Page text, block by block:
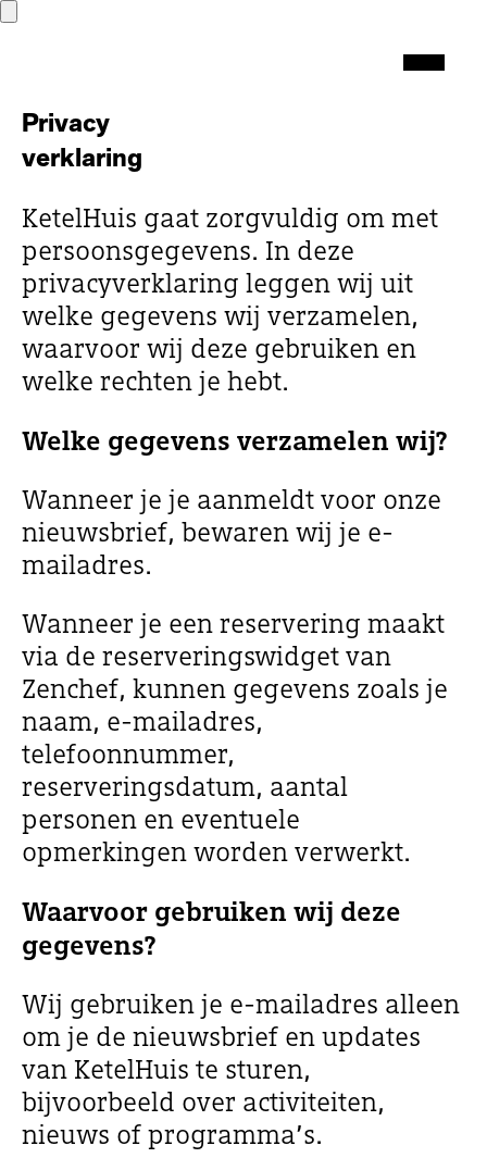
Privacy
verklaring
KetelHuis gaat zorgvuldig om met
persoonsgegevens. In deze
privacyverklaring leggen wij uit
welke gegevens wij verzamelen,
waarvoor wij deze gebruiken en
welke rechten je hebt.
Welke gegevens verzamelen wij?
Wanneer je je aanmeldt voor onze
nieuwsbrief, bewaren wij je e-
mailadres.
Wanneer je een reservering maakt
via de reserveringswidget van
Zenchef, kunnen gegevens zoals je
naam, e-mailadres,
telefoonnummer,
reserveringsdatum, aantal
personen en eventuele
opmerkingen worden verwerkt.
Waarvoor gebruiken wij deze
gegevens?
Wij gebruiken je e-mailadres alleen
om je de nieuwsbrief en updates
van KetelHuis te sturen,
bijvoorbeeld over activiteiten,
nieuws of programma’s.